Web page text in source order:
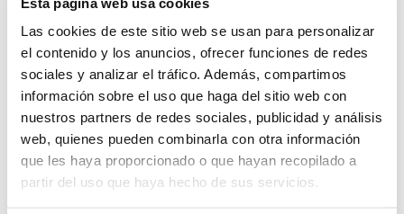
Las cookies de este sitio web se usan para personalizar
el contenido y los anuncios, ofrecer funciones de redes
sociales y analizar el tráfico. Además, compartimos
información sobre el uso que haga del sitio web con
nuestros partners de redes sociales, publicidad y análisis
web, quienes pueden combinarla con otra información
que les haya proporcionado o que hayan recopilado a
partir del uso que haya hecho de sus servicios.